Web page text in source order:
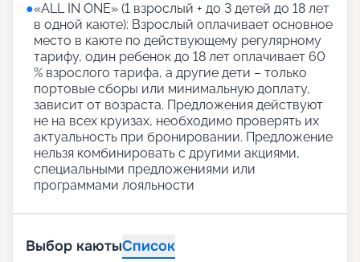
●«АLL IN ONE» (1 взрослый + до 3 детей до 18 лет
в одной каюте): Взрослый оплачивает основное
место в каюте по действующему регулярному
тарифу, один ребенок до 18 лет оплачивает 60
% взрослого тарифа, а другие дети – только
портовые сборы или минимальную доплату,
зависит от возраста. Предложения действуют
не на всех круизах, необходимо проверять их
актуальность при бронировании. Предложение
нельзя комбинировать с другими акциями,
специальными предложениями или
программами лояльности
Выбор каютыСписок